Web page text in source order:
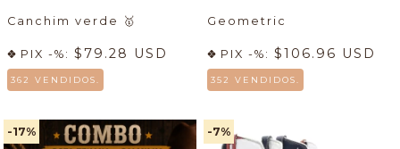
Canchim verde 🥇
PIX -%: $79.28 USD
362 VENDIDOS.
Geometric
PIX -%: $106.96 USD
352 VENDIDOS.
-17% -7%